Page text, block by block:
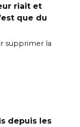
riait et
que du
supprimer la
depuis les